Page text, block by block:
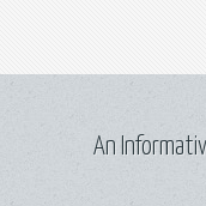
An